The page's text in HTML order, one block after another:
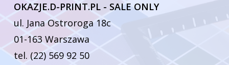
OKAZJE.D-PRINT.PL - SALE ONLY
ul. Jana Ostroroga 18c
01-163 Warszawa
tel. (22) 569 92 50